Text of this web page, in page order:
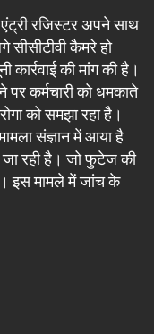
एंट्री रजिस्टर अपने साथ
कैमरे हो
की मांग की है।
पर कर्मचारी को धमकाते
को समझा रहा है।
संज्ञान में आया है
रही है। जो फुटेज की
इस मामले में जांच के